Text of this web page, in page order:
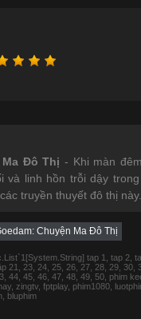
Ma Đô Thị - Khi màn
và linh hồn trỗi dậy
truyền thuyết đô thị này.
Chuyện Ma Đô Thị
tap 1, tap 2,
21, 23, 24, 25, 26, 27, 28, 29, 30,
44, 45, 46, 47, 48, 49, 50, phim
zingtv, fptplay, phim1080,
bluphim